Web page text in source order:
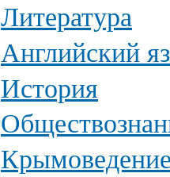
Литература
Английский
История